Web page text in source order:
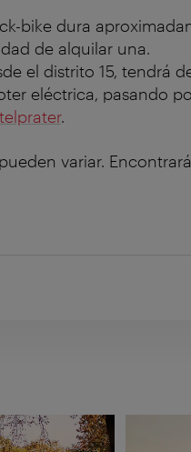
bike dura
de alquilar una.
el distrito 15, tendrá
eléctrica, pasando
.
variar.